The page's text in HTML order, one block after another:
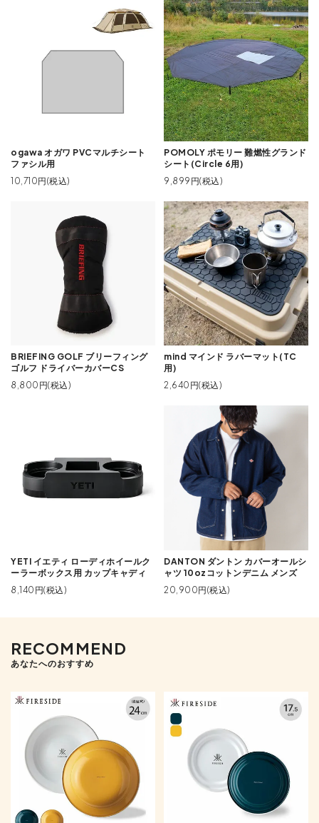
ogawa オガワ PVCマルチシート
ファシル用
10,710円(税込)
POMOLY ポモリー 難燃性グランド
シート(Circle 6用)
9,899円(税込)
BRIEFING GOLF ブリーフィング
ゴルフ ドライバーカバーCS
8,800円(税込)
mind マインド ラバーマット(TC
用)
2,640円(税込)
YETI イエティ ローディホイールク
ーラーボックス用 カップキャディ
8,140円(税込)
DANTON ダントン カバーオールシ
ャツ 10ozコットンデニム メンズ
20,900円(税込)
RECOMMEND
あなたへのおすすめ